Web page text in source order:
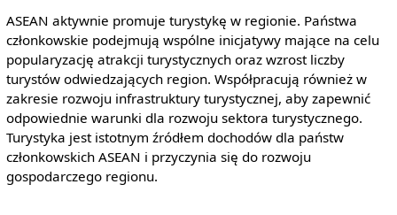
ASEAN aktywnie promuje turystykę w regionie. Państwa
członkowskie podejmują wspólne inicjatywy mające na celu
popularyzację atrakcji turystycznych oraz wzrost liczby
turystów odwiedzających region. Współpracują również w
zakresie rozwoju infrastruktury turystycznej, aby zapewnić
odpowiednie warunki dla rozwoju sektora turystycznego.
Turystyka jest istotnym źródłem dochodów dla państw
członkowskich ASEAN i przyczynia się do rozwoju
gospodarczego regionu.